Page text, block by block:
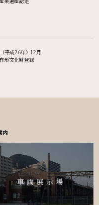
平成26年）12月
形文化財登録
内
車両展示場